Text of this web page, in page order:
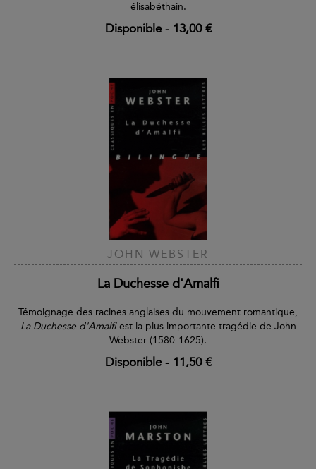
élisabéthain.
Disponible- 13,00 €
JOHN WEBSTER
La Duchesse d'Amalfi
Témoignage des racines anglaises du mouvement romantique,
La Duchesse d'Amalfiest la plus importante tragédie de John
Webster (1580-1625).
Disponible- 11,50 €